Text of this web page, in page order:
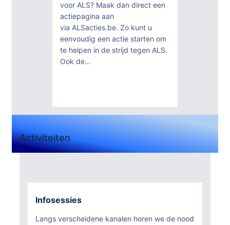
voor ALS? Maak dan direct een
actiepagina aan
via ALSacties.be. Zo kunt u
eenvoudig een actie starten om
te helpen in de strijd tegen ALS.
Ook de…
Activiteiten
Infosessies
Langs verscheidene kanalen horen we de nood